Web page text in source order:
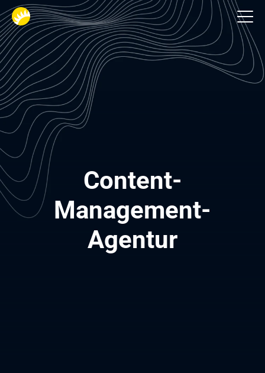
Dienstleistungen
Content-
Management-
Agentur